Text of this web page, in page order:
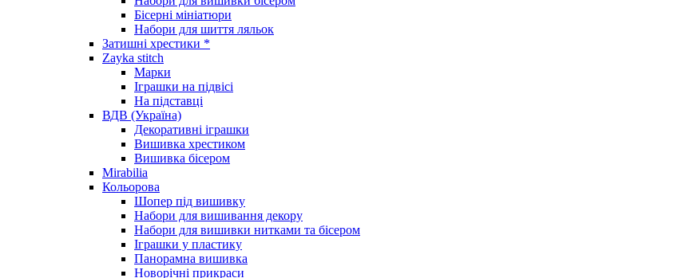
Бісерні мініатюри
Набори для шиття ляльок
Затишні хрестики *
Zayka stitch
Марки
Іграшки на підвісі
На підставці
ВДВ (Україна)
Декоративні іграшки
Вишивка хрестиком
Вишивка бісером
Mirabilia
Кольорова
Шопер під вишивку
Набори для вишивання декору
Набори для вишивки нитками та бісером
Іграшки у пластику
Панорамна вишивка
Новорічні прикраси